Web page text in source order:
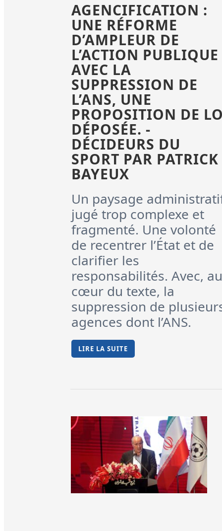
AGENCIFICATION :
UNE RÉFORME
D’AMPLEUR DE
L’ACTION PUBLIQUE
AVEC LA
SUPPRESSION DE
L’ANS, UNE
PROPOSITION DE
DÉPOSÉE. -
DÉCIDEURS DU
SPORT PAR PATRICK
BAYEUX
Un paysage
jugé trop complexe et
fragmenté. Une volonté
de recentrer l’État et de
clarifier les
responsabilités. Avec, au
cœur du texte, la
suppression de
agences dont l’ANS.
LIRE LA SUITE